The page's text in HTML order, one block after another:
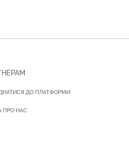
ДО ПЛАТФОРМИ
ПРО НАС